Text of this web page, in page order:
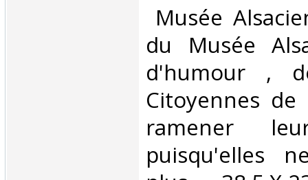
Musée
du Musée
d'humour ,
Citoyennes
ramener
puisqu'elles